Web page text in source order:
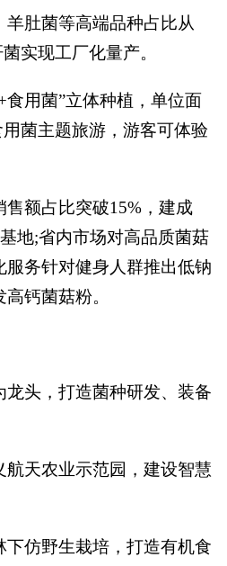
肚菌等高端品种占比从
实现工厂化量产。
用菌”立体种植，单位面
菌主题旅游，游客可体验
额占比突破15%，建成
地;省内市场对高品质菌菇
服务针对健身人群推出低钠
钙菌菇粉。
头，打造菌种研发、装备
天农业示范园，建设智慧
仿野生栽培，打造有机食